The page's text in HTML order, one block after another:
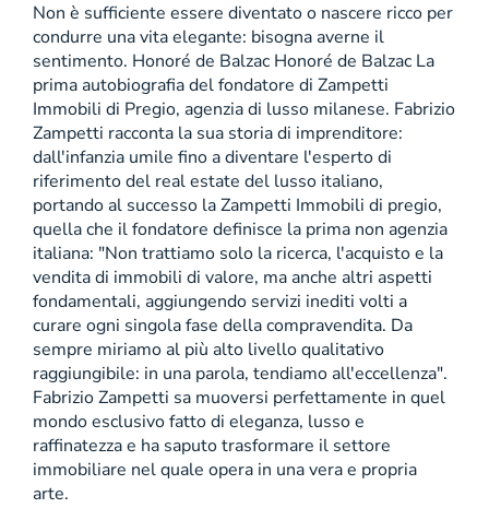
Non è sufficiente essere diventato o nascere ricco per
condurre una vita elegante: bisogna averne il
sentimento. Honoré de Balzac Honoré de Balzac La
prima autobiografia del fondatore di Zampetti
Immobili di Pregio, agenzia di lusso milanese. Fabrizio
Zampetti racconta la sua storia di imprenditore:
dall'infanzia umile fino a diventare l'esperto di
riferimento del real estate del lusso italiano,
portando al successo la Zampetti Immobili di pregio,
quella che il fondatore definisce la prima non agenzia
italiana: "Non trattiamo solo la ricerca, l'acquisto e la
vendita di immobili di valore, ma anche altri aspetti
fondamentali, aggiungendo servizi inediti volti a
curare ogni singola fase della compravendita. Da
sempre miriamo al più alto livello qualitativo
raggiungibile: in una parola, tendiamo all'eccellenza".
Fabrizio Zampetti sa muoversi perfettamente in quel
mondo esclusivo fatto di eleganza, lusso e
raffinatezza e ha saputo trasformare il settore
immobiliare nel quale opera in una vera e propria
arte.